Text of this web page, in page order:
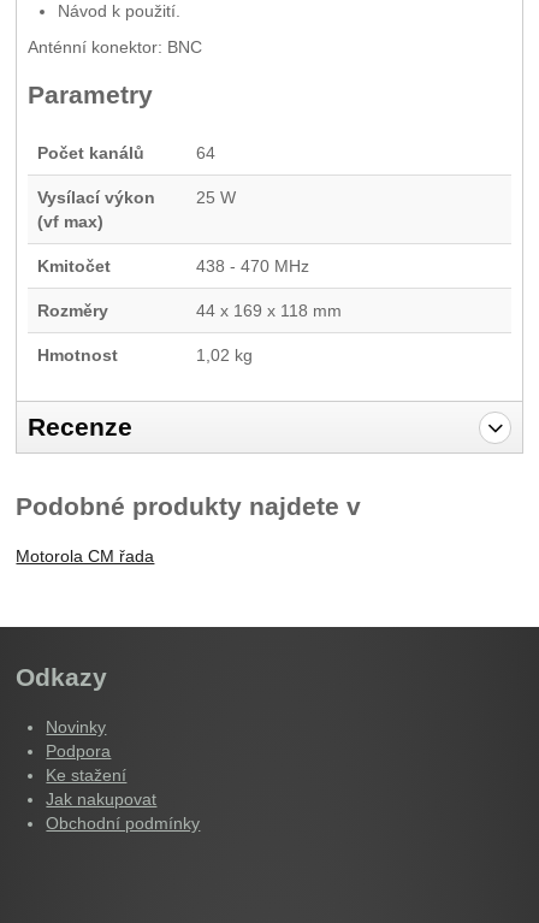
Návod k použití.
Anténní konektor: BNC
Parametry
Počet kanálů 64
Vysílací výkon
(vf max)
25 W
Kmitočet 438 - 470 MHz
Rozměry 44 x 169 x 118 mm
Hmotnost 1,02 kg
Recenze
Recenze
Nebyla přidána žádná recenze.
Podobné produkty najdete v
Motorola CM řada
Odkazy
Novinky
Podpora
Ke stažení
Jak nakupovat
Obchodní podmínky